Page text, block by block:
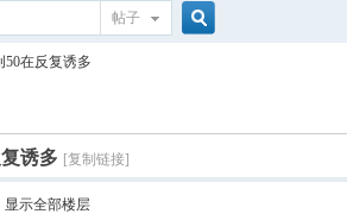
帖子
50在反复诱多
诱多 [复制链接]
显示全部楼层